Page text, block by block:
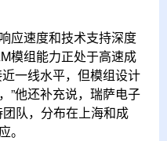
应速度和技术支持深度
模组能力正处于高速成
一线水平，但模组设计
”他还补充说，瑞萨电子
队，分布在上海和成
。